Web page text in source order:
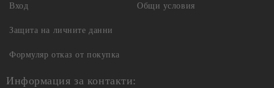
Вход Общи условия
Защита на личните данни
Формуляр отказ от покупка
Информация за контакти: